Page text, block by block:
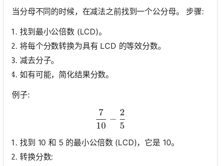
当分母不同的时候，在减法之前找到一个公分母。 步骤:
找到最小公倍数 (LCD)。
将每个分数转换为具有 LCD 的等效分数。
减去分子。
如有可能，简化结果分数。
例子:
\frac{7}{10}-\frac{2}{5}
10
7
−
5
2
找到 10 和 5 的最小公倍数 (LCD)，它是 10。
转换分数: